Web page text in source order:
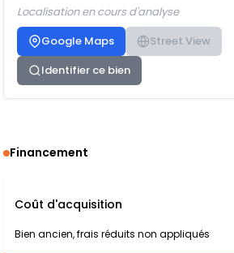
Localisation en cours d'analyse
Google Maps
Street View
Identifier ce bien
Financement
Coût d'acquisition
Bien ancien, frais réduits non appliqués